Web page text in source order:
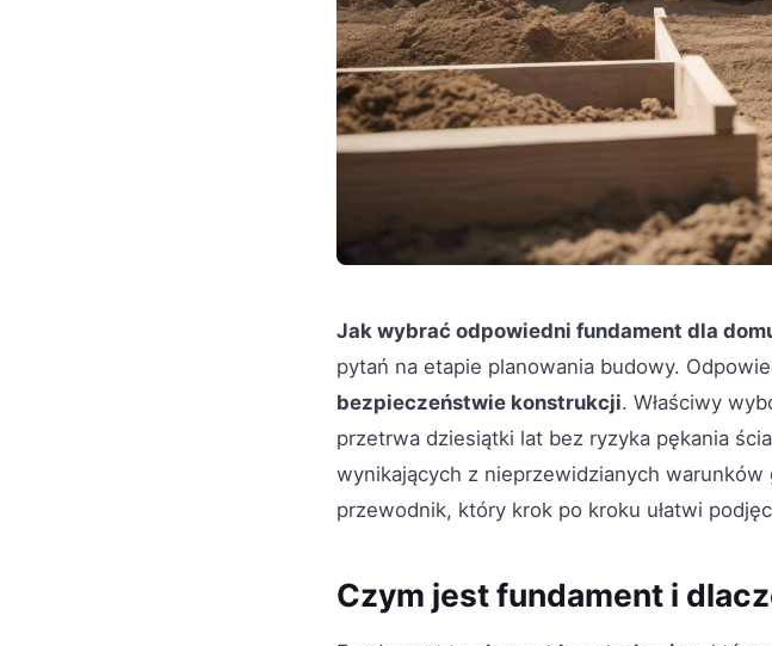
Jak wybrać odpowiedni fundament dla
pytań na etapie planowania budowy.
bezpieczeństwie konstrukcji. Właściwy
przetrwa dziesiątki lat bez ryzyka pękania
wynikających z nieprzewidzianych
przewodnik, który krok po kroku ułatwi
Czym jest fundament i